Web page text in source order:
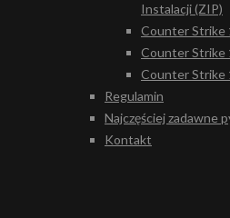
Instalacji (ZIP)
Counter Strike
Counter Strike
Counter Strike
Regulamin
Najczęściej zadawne
Kontakt